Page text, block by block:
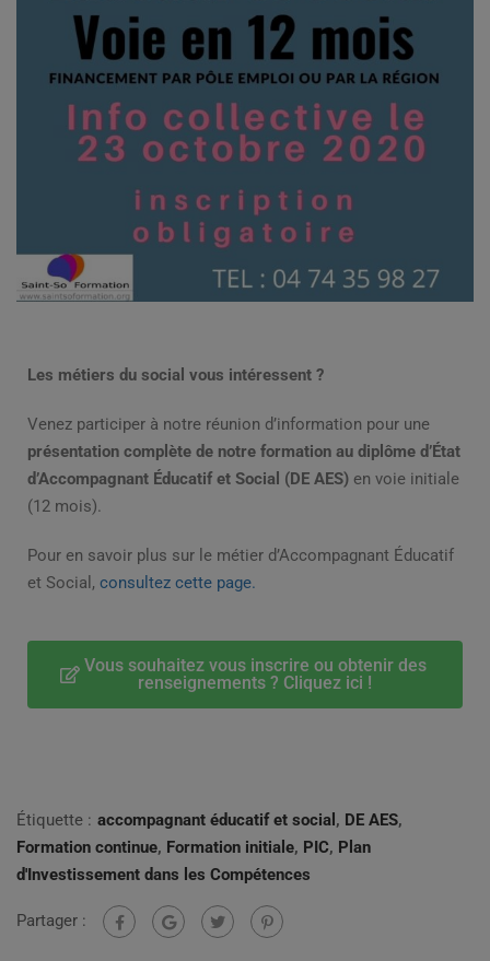
Les métiers du social vous intéressent ?
Venez participer à notre réunion d’information pour une
présentation complète de notre formation au diplôme d’État
d’Accompagnant Éducatif et Social (DE AES) en voie initiale
(12 mois).
Pour en savoir plus sur le métier d’Accompagnant Éducatif
et Social, consultez cette page.
Vous souhaitez vous inscrire ou obtenir des
renseignements ? Cliquez ici !
Étiquette : accompagnant éducatif et social , DE AES,
Formation continue, Formation initiale, PIC, Plan
d'Investissement dans les Compétences
Partager :